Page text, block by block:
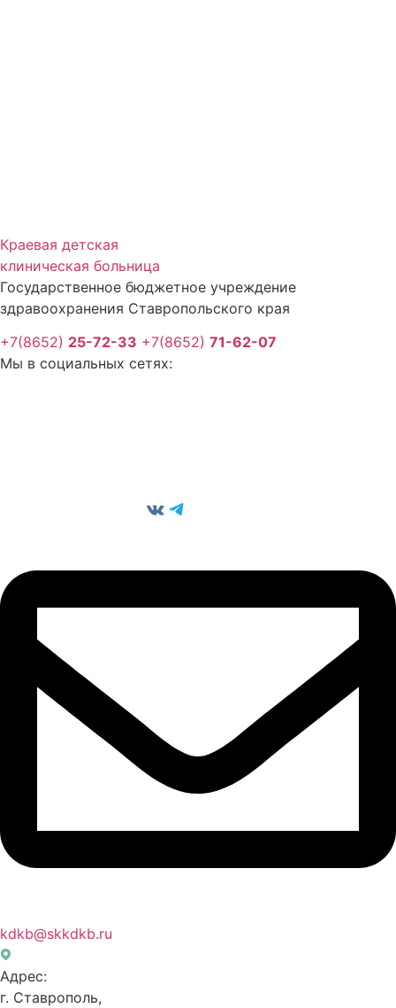
Краевая детская
клиническая больница
Государственное бюджетное учреждение
здравоохранения Ставропольского края
+7(8652) 25-72-33 +7(8652) 71-62-07
Мы в социальных сетях:
kdkb@skkdkb.ru
Адрес:
г. Ставрополь,